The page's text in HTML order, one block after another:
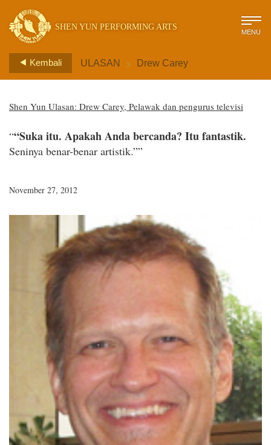
SHEN YUN PERFORMING ARTS MENU
Kembali ULASAN > Drew Carey
Shen Yun Ulasan: Drew Carey, Pelawak dan pengurus televisi
““Suka itu. Apakah Anda bercanda? Itu fantastik.
Seninya benar-benar artistik.””
November 27, 2012